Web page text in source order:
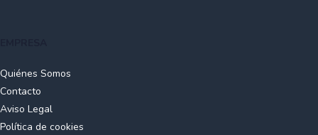
Quiénes Somos
Contacto
Aviso Legal
Política de cookies